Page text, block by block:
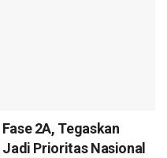
2A, Tegaskan
Prioritas Nasional